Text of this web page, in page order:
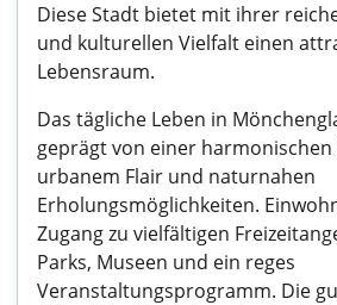
Diese Stadt bietet mit ihrer
und kulturellen Vielfalt einen
Lebensraum.
Das tägliche Leben in
geprägt von einer
urbanem Flair und naturnahen
Erholungsmöglichkeiten.
Zugang zu vielfältigen
Parks, Museen und ein reges
Veranstaltungsprogramm. Die